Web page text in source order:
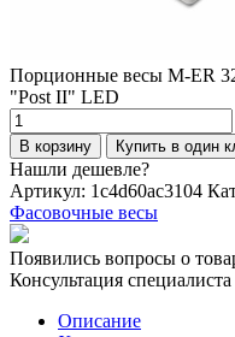
Порционные весы M-ER
"Post II" LED
Количество
товара
Порционные
весы
M-
ER
326
AFU-
15.1
В корзину Купить в один
Нашли дешевле?
Артикул: 1c4d60ac3104
Фасовочные весы
Появились вопросы о
Консультация специалиста
Описание